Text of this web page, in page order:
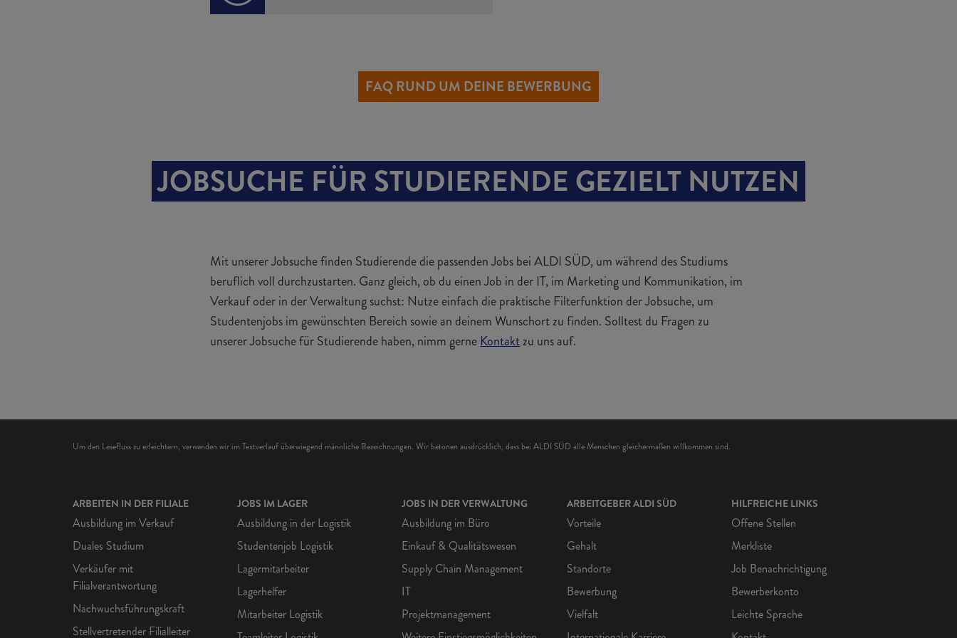
FAQ RUND UM DEINE BEWERBUNG
JOBSUCHE FÜR STUDIERENDE GEZIELT NUTZEN
Mit unserer Jobsuche finden Studierende die passenden Jobs bei ALDI SÜD, um während des Studiums
beruflich voll durchzustarten. Ganz gleich, ob du einen Job in der IT, im Marketing und Kommunikation, im
Verkauf oder in der Verwaltung suchst: Nutze einfach die praktische Filterfunktion der Jobsuche, um
Studentenjobs im gewünschten Bereich sowie an deinem Wunschort zu finden. Solltest du Fragen zu
unserer Jobsuche für Studierende haben, nimm gerne Kontaktzu uns auf.
Um den Lesefluss zu erleichtern, verwenden wir im Textverlauf überwiegend männliche Bezeichnungen. Wir betonen ausdrücklich, dass bei ALDI SÜD alle Menschen gleichermaßen willkommen sind.
ARBEITEN IN DER FILIALE
Ausbildung im Verkauf
Duales Studium
Verkäufer mit
Filialverantwortung
Nachwuchsführungskraft
Stellvertretender Filialleiter
JOBS IM LAGER
Ausbildung in der Logistik
Studentenjob Logistik
Lagermitarbeiter
Lagerhelfer
Mitarbeiter Logistik
JOBS IN DER VERWALTUNG
Ausbildung im Büro
Einkauf & Qualitätswesen
Supply Chain Management
IT
Projektmanagement
ARBEITGEBER ALDI SÜD
Vorteile
Gehalt
Standorte
Bewerbung
Vielfalt
HILFREICHE LINKS
Offene Stellen
Merkliste
Job Benachrichtigung
Bewerberkonto
Leichte Sprache